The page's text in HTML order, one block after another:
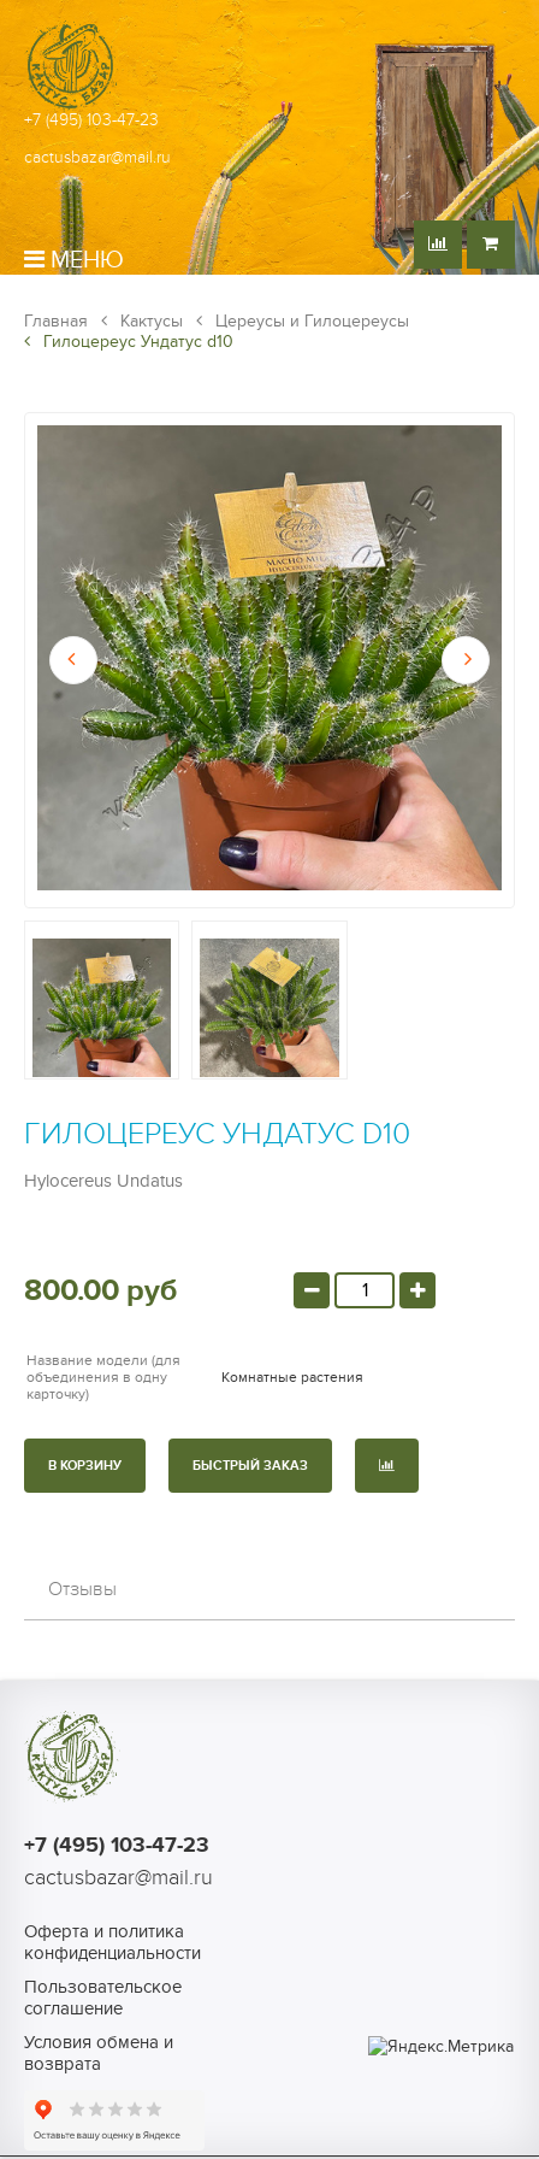
+7 (495) 103-47-23
cactusbazar@mail.ru
МЕНЮ
Главная Кактусы
Цереусы и Гилоцереусы
Гилоцереус Ундатус d10
ГИЛОЦЕРЕУС УНДАТУС D10
Hylocereus Undatus
800.00 руб
Название модели (для
объединения в одну
карточку)
Комнатные растения
В КОРЗИНУ БЫСТРЫЙ ЗАКАЗ
Отзывы
+7 (495) 103-47-23
cactusbazar@mail.ru
Оферта и политика
конфиденциальности
Пользовательское
соглашение
Условия обмена и
возврата